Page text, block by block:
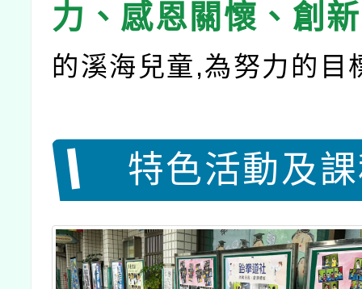
力、感恩關懷、創
的溪海兒童,為努力的目
特色活動及